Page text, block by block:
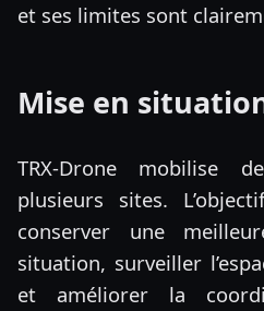
et ses limites sont
Mise en
TRX-Drone mobilise
plusieurs sites.
conserver une
situation, surveiller
et améliorer la